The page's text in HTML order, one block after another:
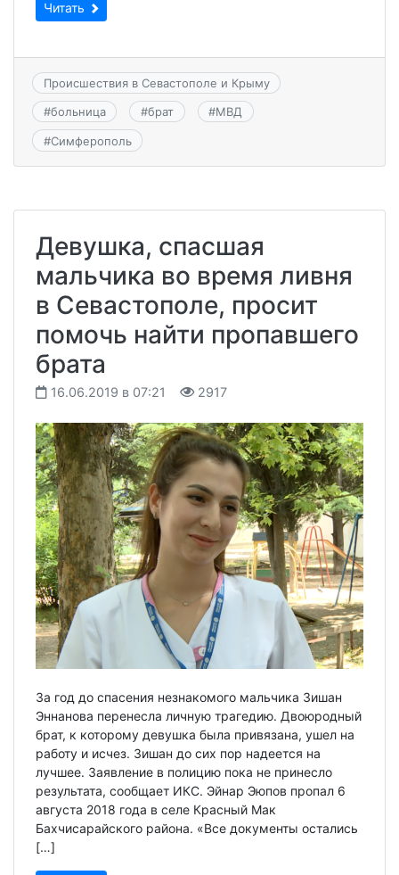
Читать
Происшествия в Севастополе и Крыму
#больница #брат #МВД
#Симферополь
Девушка, спасшая
мальчика во время ливня
в Севастополе, просит
помочь найти пропавшего
брата
16.06.2019 в 07:21 2917
За год до спасения незнакомого мальчика Зишан
Эннанова перенесла личную трагедию. Двоюродный
брат, к которому девушка была привязана, ушел на
работу и исчез. Зишан до сих пор надеется на
лучшее. Заявление в полицию пока не принесло
результата, сообщает ИКС. Эйнар Эюпов пропал 6
августа 2018 года в селе Красный Мак
Бахчисарайского района. «Все документы остались
[…]